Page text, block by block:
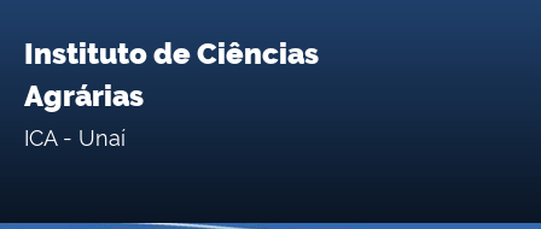
Instituto de Ciências
Agrárias
ICA - Unaí